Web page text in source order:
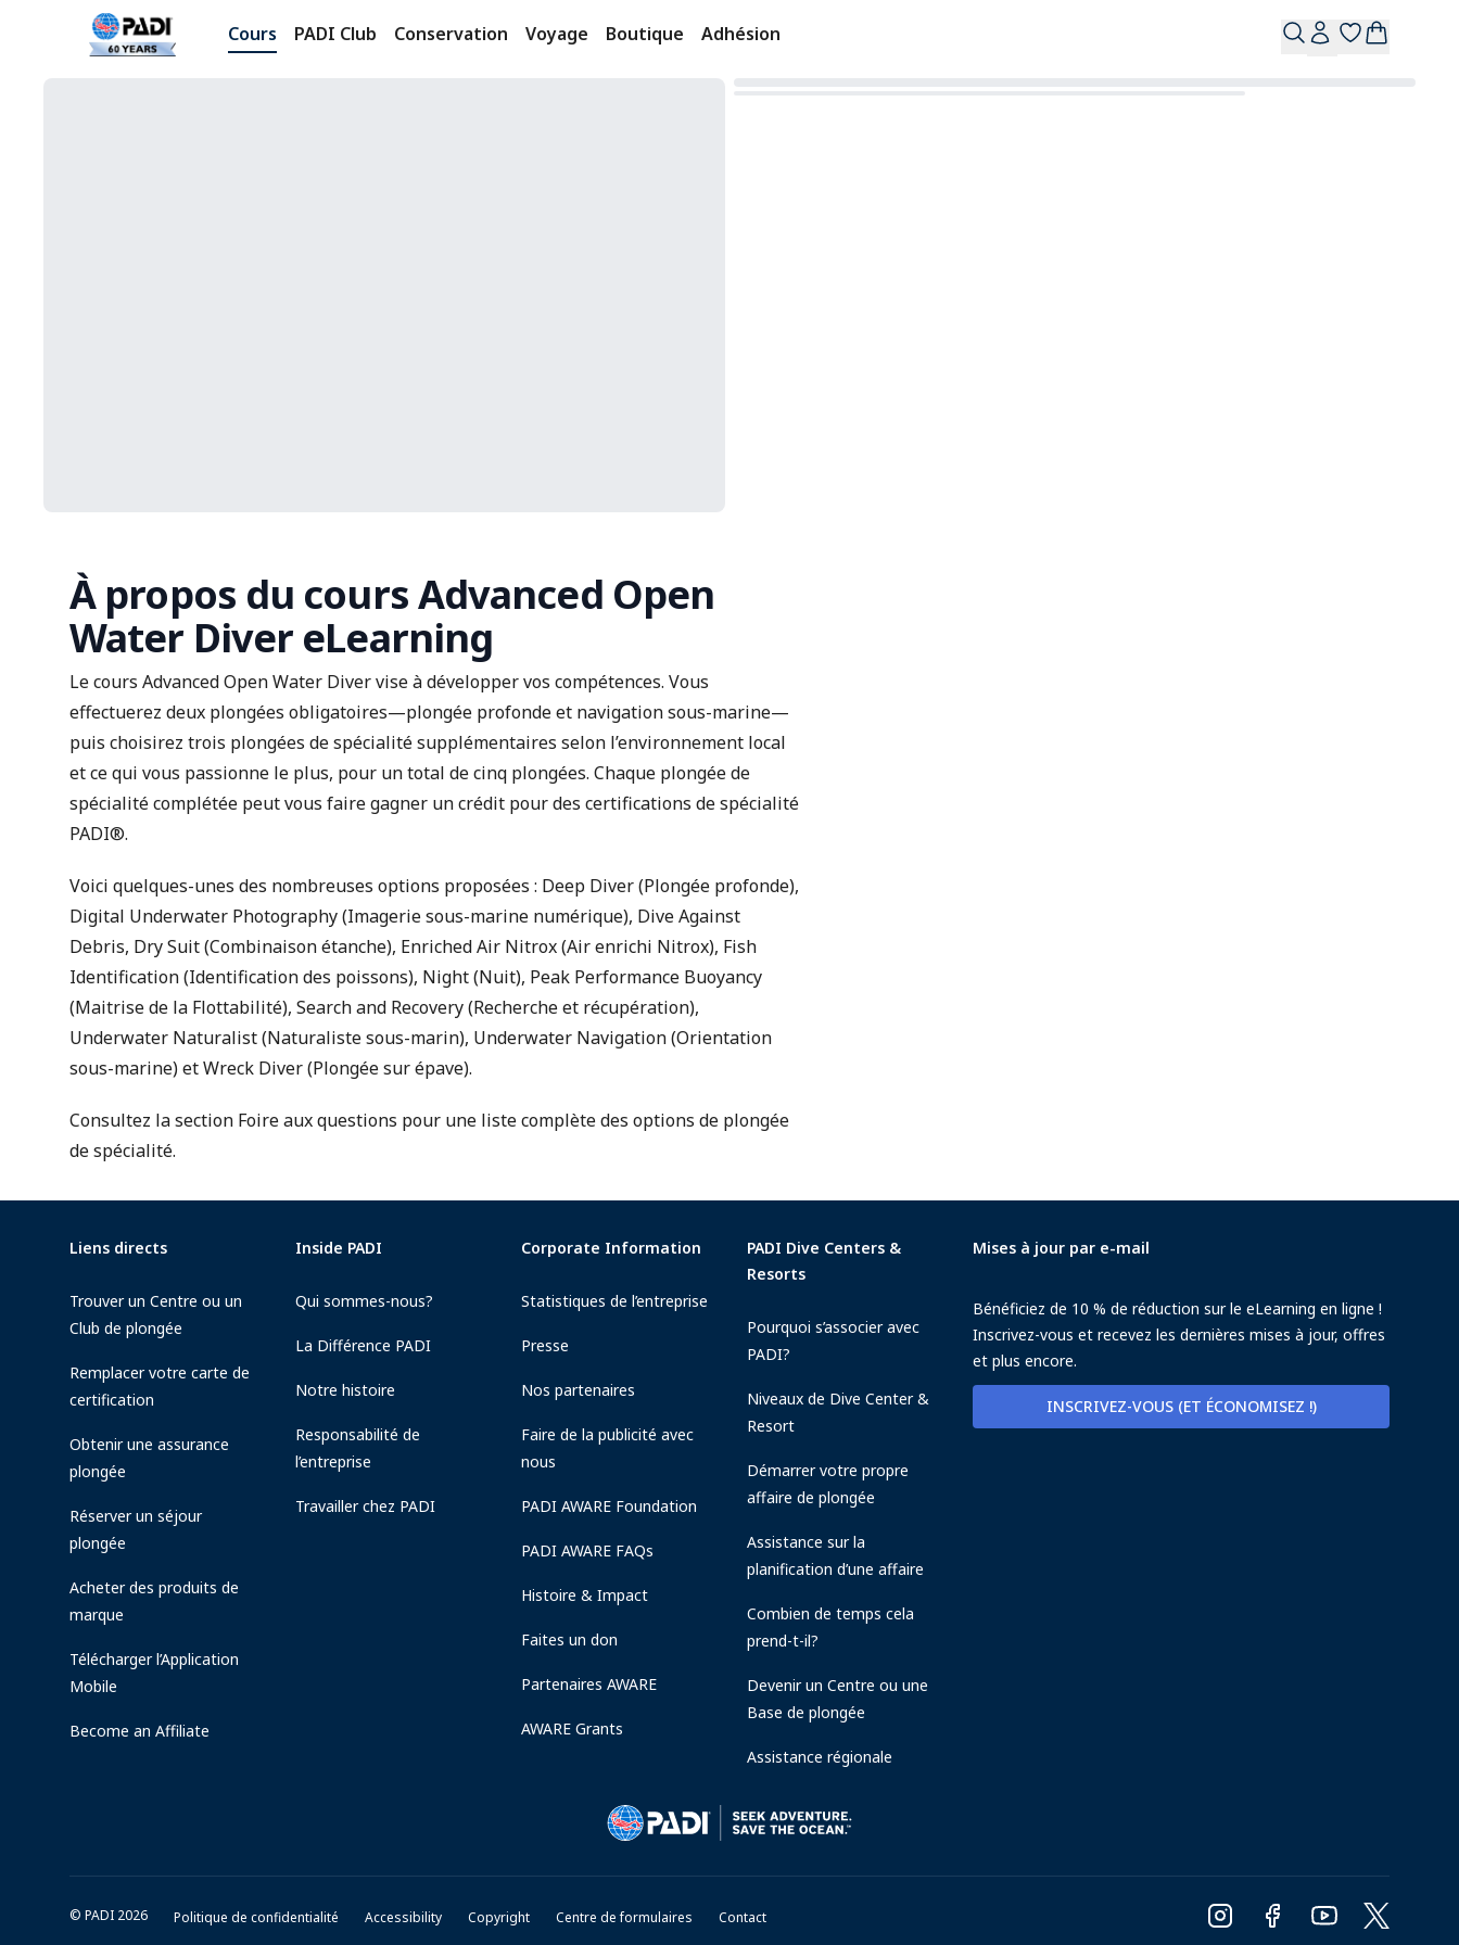
Cours PADI Club Conservation Voyage Boutique Adhésion
À propos du cours Advanced Open
Water Diver eLearning
Le cours Advanced Open Water Diver vise à développer vos compétences. Vous
effectuerez deux plongées obligatoires—plongée profonde et navigation sous-marine—
puis choisirez trois plongées de spécialité supplémentaires selon l’environnement local
et ce qui vous passionne le plus, pour un total de cinq plongées. Chaque plongée de
spécialité complétée peut vous faire gagner un crédit pour des certifications de spécialité
PADI®.
Voici quelques-unes des nombreuses options proposées : Deep Diver (Plongée profonde),
Digital Underwater Photography (Imagerie sous-marine numérique), Dive Against
Debris, Dry Suit (Combinaison étanche), Enriched Air Nitrox (Air enrichi Nitrox), Fish
Identification (Identification des poissons), Night (Nuit), Peak Performance Buoyancy
(Maitrise de la Flottabilité), Search and Recovery (Recherche et récupération),
Underwater Naturalist (Naturaliste sous-marin), Underwater Navigation (Orientation
sous-marine) et Wreck Diver (Plongée sur épave).
Consultez la section Foire aux questions pour une liste complète des options de plongée
de spécialité.
Liens directs
Trouver un Centre ou un
Club de plongée
Remplacer votre carte de
certification
Obtenir une assurance
plongée
Réserver un séjour
plongée
Acheter des produits de
marque
Télécharger l’Application
Mobile
Become an Affiliate
Inside PADI
Qui sommes-nous?
La Différence PADI
Notre histoire
Responsabilité de
l’entreprise
Travailler chez PADI
Corporate Information
Statistiques de l’entreprise
Presse
Nos partenaires
Faire de la publicité avec
nous
PADI AWARE Foundation
PADI AWARE FAQs
Histoire & Impact
Faites un don
Partenaires AWARE
AWARE Grants
PADI Dive Centers &
Resorts
Pourquoi s’associer avec
PADI?
Niveaux de Dive Center &
Resort
Démarrer votre propre
affaire de plongée
Assistance sur la
planification d’une affaire
Combien de temps cela
prend-t-il?
Devenir un Centre ou une
Base de plongée
Assistance régionale
Mises à jour par e-mail
Bénéficiez de 10 % de réduction sur le eLearning en ligne !
Inscrivez-vous et recevez les dernières mises à jour, offres
et plus encore.
INSCRIVEZ-VOUS (ET ÉCONOMISEZ !)
© PADI 2026 Politique de confidentialité Accessibility Copyright Centre de formulaires Contact